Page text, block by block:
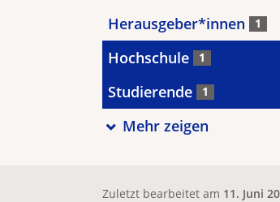
Herausgeber*innen 1
Hochschule 1
Studierende 1
Mehr zeigen
Zuletzt bearbeitet am 11. Juni